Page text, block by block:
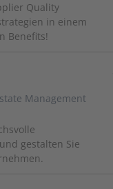
Quality
in einem
Benefits!
Management
gestalten Sie